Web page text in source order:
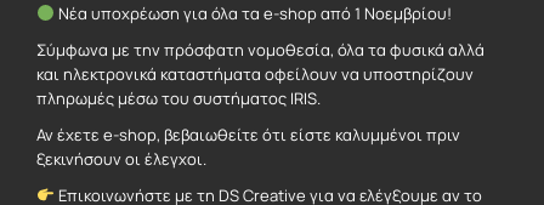
Νέα υποχρέωση για όλα τα e-shop από 1 Νοεμβρίου!
Σύμφωνα με την πρόσφατη νομοθεσία, όλα τα φυσικά αλλά
και ηλεκτρονικά καταστήματα οφείλουν να υποστηρίζουν
πληρωμές μέσω του συστήματος IRIS.
Αν έχετε e-shop, βεβαιωθείτε ότι είστε καλυμμένοι πριν
ξεκινήσουν οι έλεγχοι.
Επικοινωνήστε με τη DS Creative για να ελέγξουμε αν το